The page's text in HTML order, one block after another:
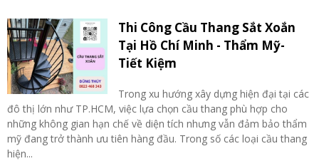
Thi Công Cầu Thang Sắt Xoắn
Tại Hồ Chí Minh - Thẩm Mỹ-
Tiết Kiệm
Trong xu hướng xây dựng hiện đại tại các
đô thị lớn như TP.HCM, việc lựa chọn cầu thang phù hợp cho
những không gian hạn chế về diện tích nhưng vẫn đảm bảo thẩm
mỹ đang trở thành ưu tiên hàng đầu. Trong số các loại cầu thang
hiện...